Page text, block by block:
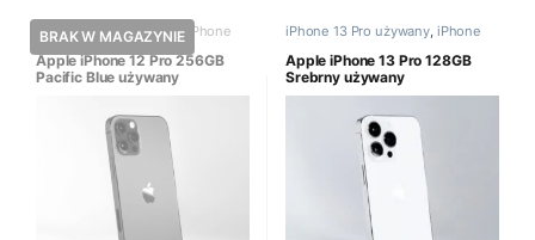
iPhone 12 Pro używany, iPhone
używany
Apple iPhone 12 Pro 256GB
Pacific Blue używany
iPhone 13 Pro używany iPhone
Apple iPhone 13 Pro 128GB
Srebrny używany